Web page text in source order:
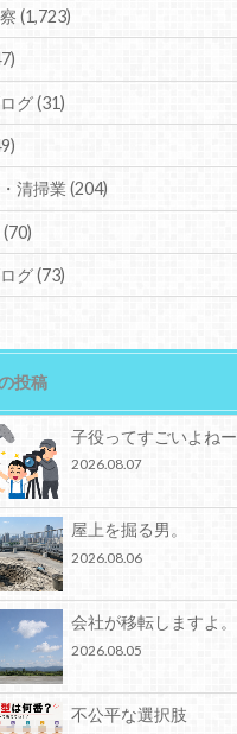
察(1,723)
グ(31)
清掃業(204)
(70)
グ(73)
投稿
子役ってすごいよねー
2026.08.07
屋上を掘る男。
2026.08.06
会社が移転しますよ。
2026.08.05
不公平な選択肢